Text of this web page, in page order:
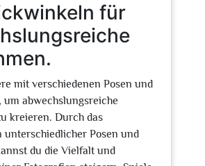
für
mit verschiedenen Posen und
abwechslungsreiche
kreieren. Durch das
unterschiedlicher Posen und
du die Vielfalt und